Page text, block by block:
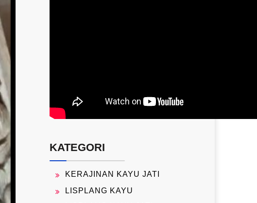
KATEGORI
KERAJINAN KAYU JATI
LISPLANG KAYU